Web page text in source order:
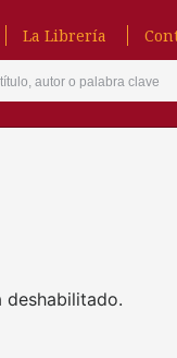
La Librería
deshabilitado.